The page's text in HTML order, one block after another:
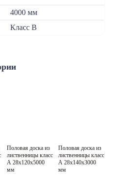
4000 мм
Класс В
Класс A
Половая доска из
лиственницы класс
А 28x120x5000
мм
Класс A
Половая доска из
лиственницы класс
А 28x140x3000
мм